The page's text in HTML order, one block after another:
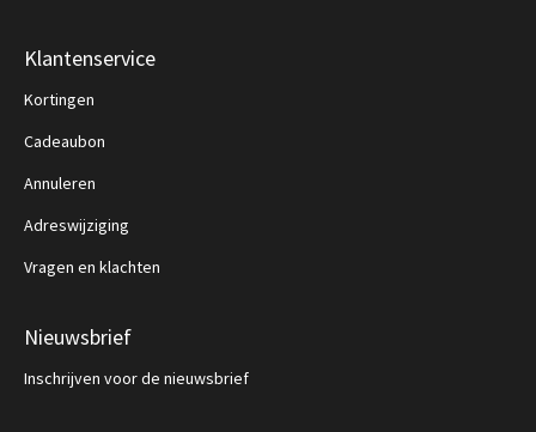
Klantenservice
Kortingen
Cadeaubon
Annuleren
Adreswijziging
Vragen en klachten
Nieuwsbrief
Inschrijven voor de nieuwsbrief